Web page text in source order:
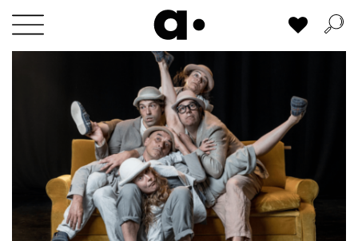
Skip
content
Mi lista